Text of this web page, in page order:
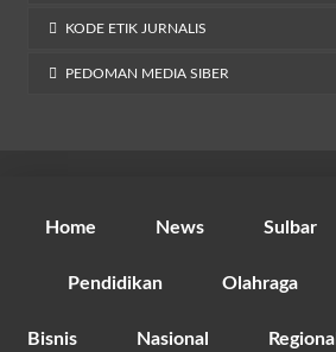
KODE ETIK JURNALIS
PEDOMAN MEDIA SIBER
Home News Sulbar
Pendidikan Olahraga
Bisnis Nasional Regional